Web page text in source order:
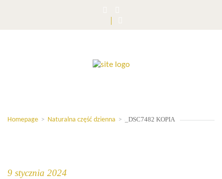
Homepage > Naturalna część dzienna > _DSC7482 KOPIA
9 stycznia 2024